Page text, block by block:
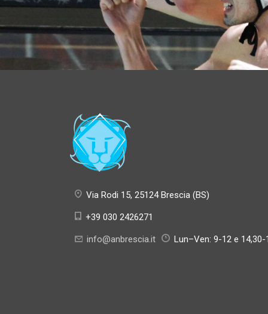
Via Rodi 15, 25124 Brescia (BS)
+39 030 2426271
info@anbrescia.it Lun–Ven: 9-12 e 14,30-